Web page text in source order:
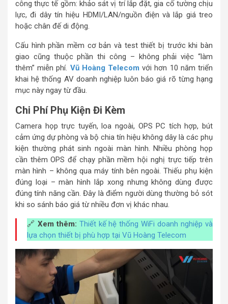
công thực tế gồm: khảo sát vị trí lắp đặt, gia cố tường chịu
lực, đi dây tín hiệu HDMI/LAN/nguồn điện và lắp giá treo
hoặc chân đế di động.
Cấu hình phần mềm cơ bản và test thiết bị trước khi bàn
giao cũng thuộc phần thi công – không phải việc “làm
thêm” miễn phí. Vũ Hoàng Telecom với hơn 10 năm triển
khai hệ thống AV doanh nghiệp luôn báo giá rõ từng hạng
mục này ngay từ đầu.
Chi Phí Phụ Kiện Đi Kèm
Camera họp trực tuyến, loa ngoài, OPS PC tích hợp, bút
cảm ứng dự phòng và bộ chia tín hiệu không dây là các phụ
kiện thường phát sinh ngoài màn hình. Nhiều phòng họp
cần thêm OPS để chạy phần mềm hội nghị trực tiếp trên
màn hình – không qua máy tính bên ngoài. Thiếu phụ kiện
đúng loại – màn hình lắp xong nhưng không dùng được
đúng tính năng cần. Đây là điểm người dùng thường bỏ sót
khi so sánh báo giá từ nhiều đơn vị khác nhau.
🔗 Xem thêm: Thiết kế hệ thống WiFi doanh nghiệp và
lựa chọn thiết bị phù hợp tại Vũ Hoàng Telecom